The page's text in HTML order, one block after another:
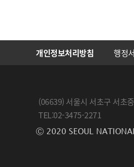
개인정보처리방침 행정
(06639) 서울시 서초구 서초
TEL:02-3475-2271
Ⓒ 2020 SEOUL NATIONAL